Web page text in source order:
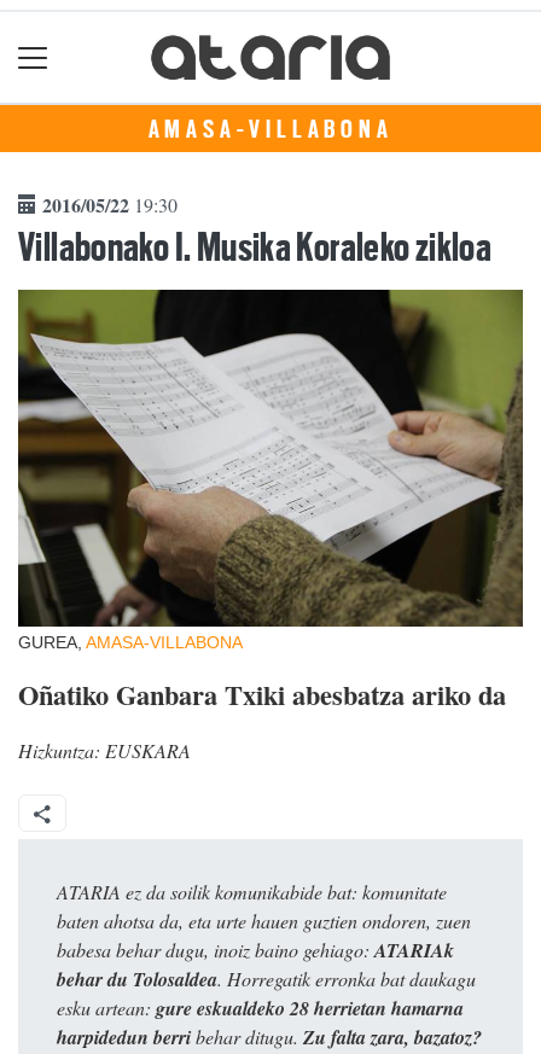
AMASA-VILLABONA
2016/05/22 19:30
Villabonako I. Musika Koraleko zikloa
GUREA, AMASA-VILLABONA
Oñatiko Ganbara Txiki abesbatza ariko da
Hizkuntza: EUSKARA
ATARIA ez da soilik komunikabide bat: komunitate
baten ahotsa da, eta urte hauen guztien ondoren, zuen
babesa behar dugu, inoiz baino gehiago: ATARIAk
behar du Tolosaldea. Horregatik erronka bat daukagu
esku artean: gure eskualdeko 28 herrietan hamarna
harpidedun berribehar ditugu. Zu falta zara, bazatoz?